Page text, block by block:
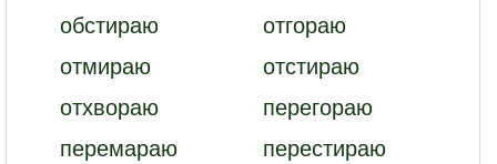
обстираю
отгораю
отмираю
отстираю
отхвораю
перегораю
перемараю
перестираю